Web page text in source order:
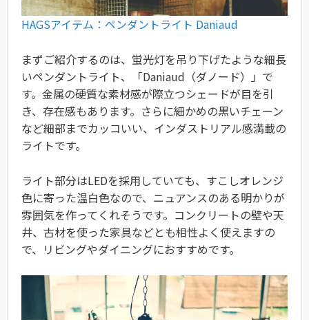
HAGSアイテム：ペンダントライト Daniaud
まずご紹介するのは、蛍光灯を吊り下げたような細長
いペンダントライト、「Daniaud（ダノード）」で
す。金属の硬質な素材感が際立つシェードが目を引
き、存在感もあります。さらに細かめの黒いチェーン
など細部までカッコいい、インダストリアル感満載の
ライトです。
ライト部分はLEDを採用していても、すこしオレンジ
色に寄った温白色なので、ニュアンスのある明かりが
雰囲気を作ってくれそうです。コンクリートの壁や天
井、古材を使った家具などとも相性よく使えますの
で、リビングやダイニングにおすすめです。